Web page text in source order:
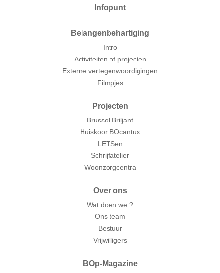
Infopunt
Belangenbehartiging
Intro
Activiteiten of projecten
Externe vertegenwoordigingen
Filmpjes
Projecten
Brussel Briljant
Huiskoor BOcantus
LETSen
Schrijfatelier
Woonzorgcentra
Over ons
Wat doen we ?
Ons team
Bestuur
Vrijwilligers
BOp-Magazine